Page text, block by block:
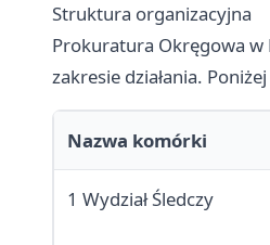
Struktura organizacyjna
Prokuratura Okręgowa w
zakresie działania.
Nazwa komórki
1 Wydział Śledczy